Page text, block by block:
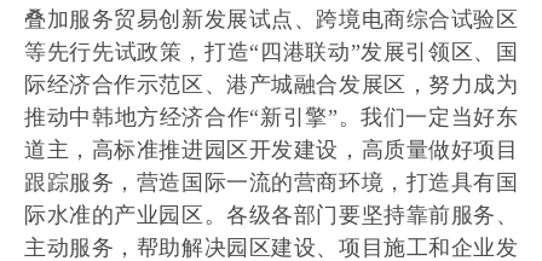
叠加服务贸易创新发展试点、跨境电商综合试验区
等先行先试政策，打造“四港联动”发展引领区、国
际经济合作示范区、港产城融合发展区，努力成为
推动中韩地方经济合作“新引擎”。我们一定当好东
道主，高标准推进园区开发建设，高质量做好项目
跟踪服务，营造国际一流的营商环境，打造具有国
际水准的产业园区。各级各部门要坚持靠前服务、
主动服务，帮助解决园区建设、项目施工和企业发